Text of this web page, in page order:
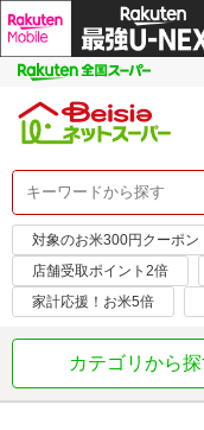
対象のお米300円クーポン
店舗受取ポイント2倍
家計応援！お米5倍
カテゴリから